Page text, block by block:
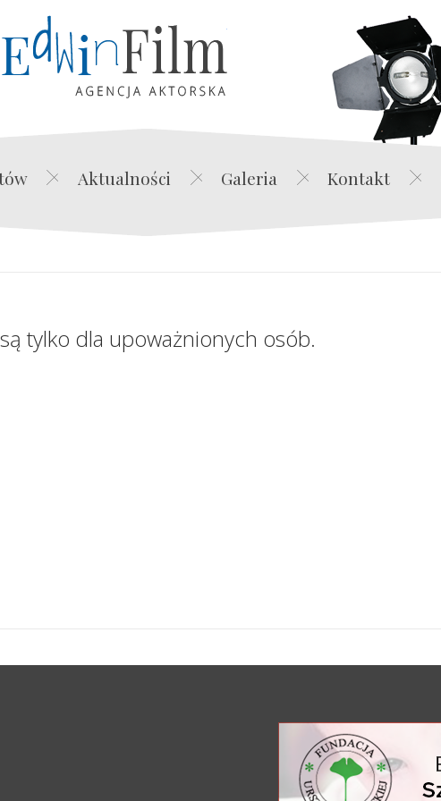
Edwin Film Agencja Aktorska
Aktualności Galeria Kontakt
tylko dla upoważnionych osób.